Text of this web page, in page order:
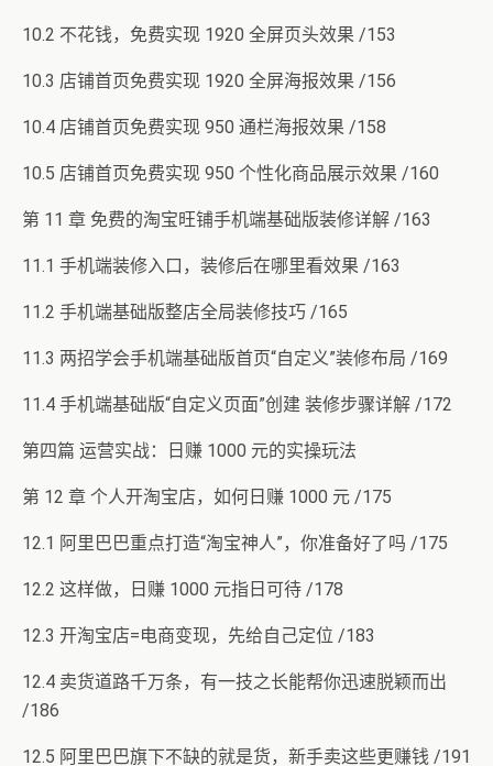
10.2 不花钱，免费实现 1920 全屏页头效果 /153
10.3 店铺首页免费实现 1920 全屏海报效果 /156
10.4 店铺首页免费实现 950 通栏海报效果 /158
10.5 店铺首页免费实现 950 个性化商品展示效果 /160
第 11 章 免费的淘宝旺铺手机端基础版装修详解 /163
11.1 手机端装修入口，装修后在哪里看效果 /163
11.2 手机端基础版整店全局装修技巧 /165
11.3 两招学会手机端基础版首页“自定义”装修布局 /169
11.4 手机端基础版“自定义页面”创建 装修步骤详解 /172
第四篇 运营实战：日赚 1000 元的实操玩法
第 12 章 个人开淘宝店，如何日赚 1000 元 /175
12.1 阿里巴巴重点打造“淘宝神人”，你准备好了吗 /175
12.2 这样做，日赚 1000 元指日可待 /178
12.3 开淘宝店=电商变现，先给自己定位 /183
12.4 卖货道路千万条，有一技之长能帮你迅速脱颖而出
/186
12.5 阿里巴巴旗下不缺的就是货，新手卖这些更赚钱 /191